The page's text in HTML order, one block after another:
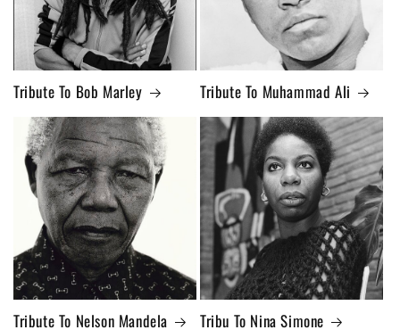
Tribute To Bob Marley Tribute To Muhammad Ali
Tribute To Nelson Mandela Tribu To Nina Simone